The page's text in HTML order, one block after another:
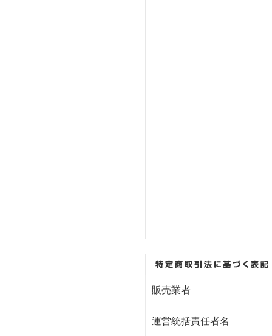
販売業者
運営統括責任者名